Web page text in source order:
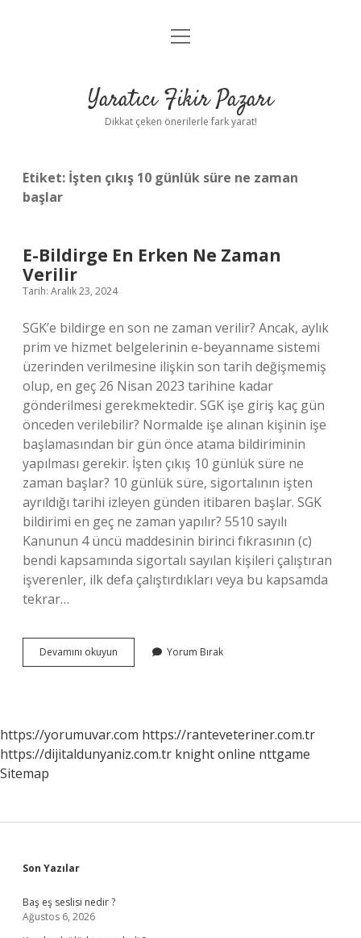
Anasayfa
Yasal Uyarı
menüyü
Yaratıcı Fikir Pazarı
Dikkat çeken önerilerle fark yarat!
Etiket: İşten çıkış 10 günlük süre ne zaman
başlar
E-Bildirge En Erken Ne Zaman
Verilir
Tarih: Aralık 23, 2024
SGK’e bildirge en son ne zaman verilir? Ancak, aylık
prim ve hizmet belgelerinin e-beyanname sistemi
üzerinden verilmesine ilişkin son tarih değişmemiş
olup, en geç 26 Nisan 2023 tarihine kadar
gönderilmesi gerekmektedir. SGK işe giriş kaç gün
önceden verilebilir? Normalde işe alınan kişinin işe
başlamasından bir gün önce atama bildiriminin
yapılması gerekir. İşten çıkış 10 günlük süre ne
zaman başlar? 10 günlük süre, sigortalının işten
ayrıldığı tarihi izleyen günden itibaren başlar. SGK
bildirimi en geç ne zaman yapılır? 5510 sayılı
Kanunun 4 üncü maddesinin birinci fıkrasının (c)
bendi kapsamında sigortalı sayılan kişileri çalıştıran
işverenler, ilk defa çalıştırdıkları veya bu kapsamda
tekrar…
Devamını okuyun
Bildirge
Verilir
Yorum Bırak
https://yorumuvar.com https://ranteveteriner.com.tr
https://dijitaldunyaniz.com.tr knight online nttgame
Sitemap
Sidebar
Son Yazılar
Baş eş seslisi nedir ?
Ağustos 6, 2026